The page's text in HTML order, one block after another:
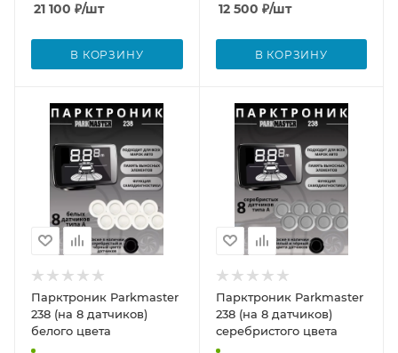
21 100 ₽/шт
В КОРЗИНУ
12 500 ₽/шт
В КОРЗИНУ
Парктроник Parkmaster
238 (на 8 датчиков)
белого цвета
Парктроник Parkmaster
238 (на 8 датчиков)
серебристого цвета